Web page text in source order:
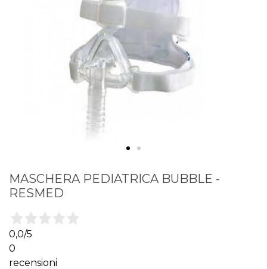
MASCHERA PEDIATRICA BUBBLE -
RESMED
0,0/5
0
recensioni